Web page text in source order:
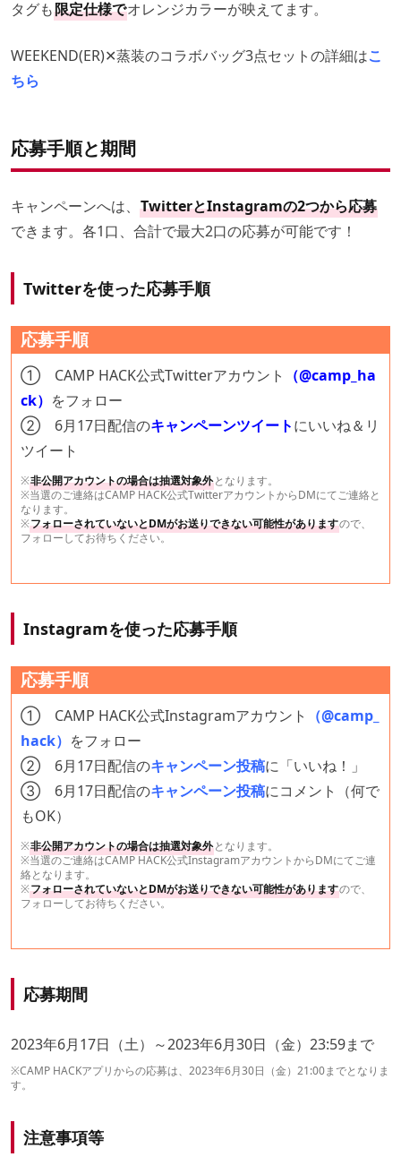
タグも限定仕様でオレンジカラーが映えてます。
WEEKEND(ER)✕蒸装のコラボバッグ3点セットの詳細はこ
ちら
応募手順と期間
キャンペーンへは、 TwitterとInstagramの2つから応募
できます。各1口、合計で最大2口の応募が可能です！
Twitterを使った応募手順
応募手順
① CAMP HACK公式Twitterアカウント
（@camp_ha
ck） をフォロー
② 6月17日配信のキャンペーンツイートにいいね＆リ
ツイート
※非公開アカウントの場合は抽選対象外となります。
※当選のご連絡はCAMP HACK公式TwitterアカウントからDMにてご連絡と
なります。
※フォローされていないとDMがお送りできない可能性がありますので、
フォローしてお待ちください。
Instagramを使った応募手順
応募手順
① CAMP HACK公式Instagramアカウント
（@camp_
hack） をフォロー
② 6月17日配信のキャンペーン投稿に「いいね！」
③ 6月17日配信のキャンペーン投稿にコメント（何で
もOK）
※非公開アカウントの場合は抽選対象外となります。
※当選のご連絡はCAMP HACK公式InstagramアカウントからDMにてご連
絡となります。
※フォローされていないとDMがお送りできない可能性がありますので、
フォローしてお待ちください。
応募期間
2023年6月17日（土）～2023年6月30日（金）23:59まで
※CAMP HACKアプリからの応募は、2023年6月30日（金）21:00までとなりま
す。
注意事項等